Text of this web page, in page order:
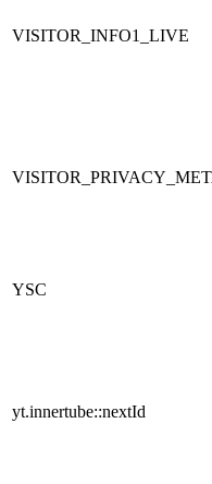
VISITOR_INFO1_LIVE
YSC
yt.innertube::nextId